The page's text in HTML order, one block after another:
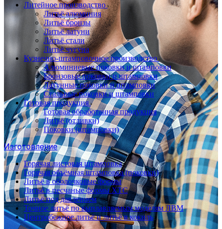
Литейное производство
Литьё алюминия
Литьё бронзы
Литьё латуни
Литьё стали
Литьё чугуна
Кузнечно-штамповочное производство
Алюминиевые поковки и штамповки
Бронзовые поковки и штамповки
Латунные поковки и штамповки
Стальные поковки и штамповки
Готовая продукция
Готовая обработанная продукция
Литьё (отливки)
Поковки (штамповки)
Изготовление
Горячая листовая штамповка
Горячая объёмная штамповка (поковки)
Литьё в оболочковые формы
Литьё в песчаные формы ХТС
Литьё под давлением
Точное литьё по выплавляемым моделям ЛВМ
Центробежное литьё и литьё в кокиль